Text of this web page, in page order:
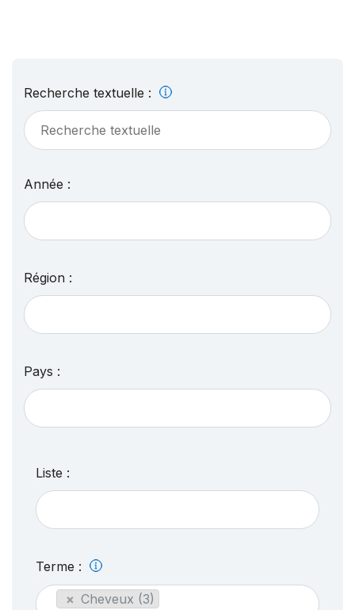
Recherche textuelle :
Année :
Région :
Pays :
Liste :
Terme :
× Cheveux (3)